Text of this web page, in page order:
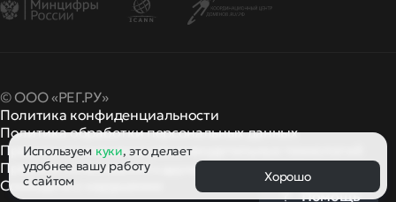
© ООО «РЕГ.РУ»
Политика конфиденциальности
Политика обработки персональных данных
Правила применения рекомендательных технологий
Правила пользованияи другие
правила и политики
Сообщить о нарушении
Используем куки, это делает
удобнее вашу работу
с сайтом
Хорошо
Помощь